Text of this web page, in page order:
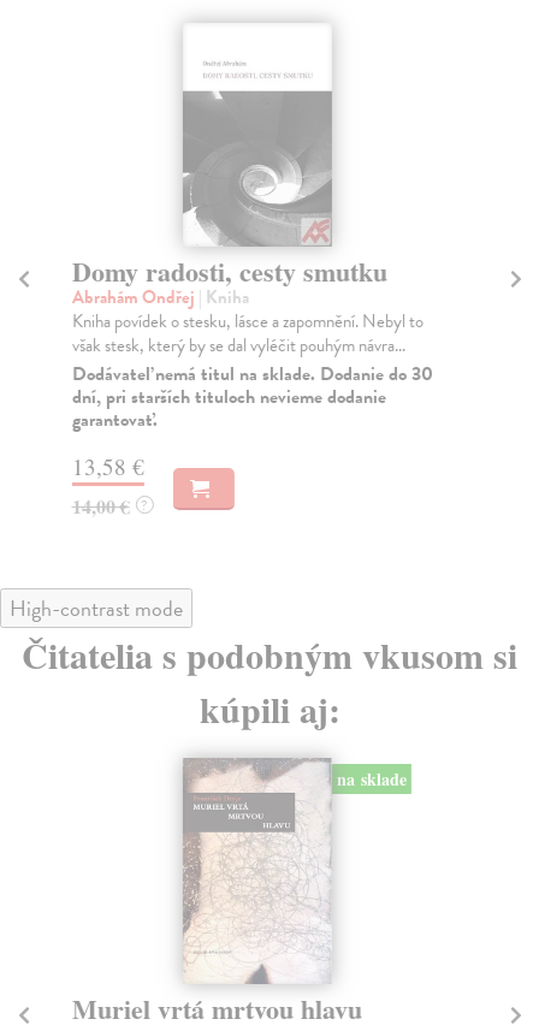
Domy radosti, cesty smutku
Abrahám Ondřej | Kniha
Kniha povídek o stesku, lásce a zapomnění. Nebyl to
však stesk, který by se dal vyléčit pouhým návra...
Dodávateľ nemá titul na sklade. Dodanie do 30
dní, pri starších tituloch nevieme dodanie
garantovať.
13,58 €
14,00 € ?
High-contrast mode
Čitatelia s podobným vkusom si
kúpili aj:
na sklade
Muriel vrtá mrtvou hlavu